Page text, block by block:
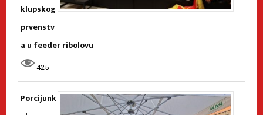
klupskog
prvenstv
a u feeder ribolovu
425
Porcijunk